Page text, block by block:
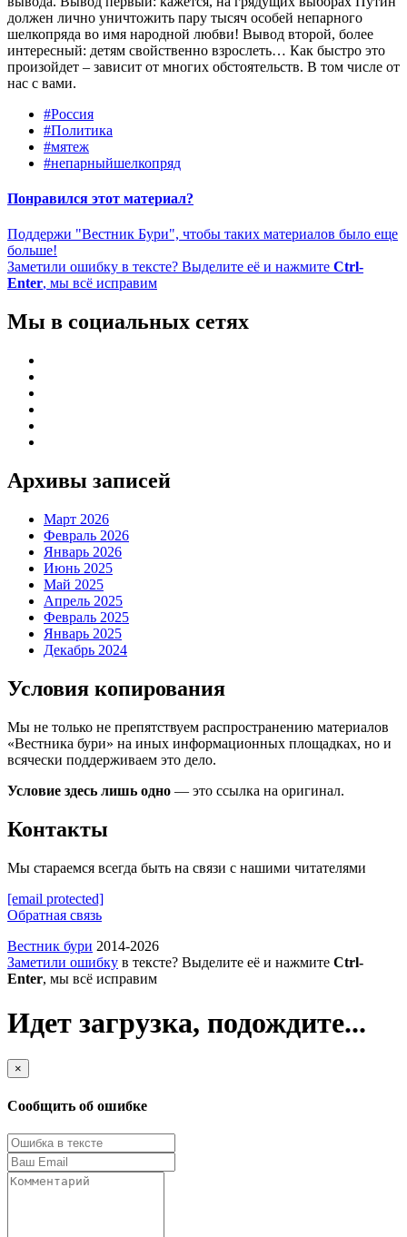
должен лично уничтожить пару тысяч особей непарного
шелкопряда во имя народной любви! Вывод второй, более
интересный: детям свойственно взрослеть… Как быстро это
произойдет – зависит от многих обстоятельств. В том числе от
нас с вами.
#Россия
#Политика
#мятеж
#непарныйшелкопряд
Понравился этот материал?
Поддержи "Вестник Бури", чтобы таких материалов было еще
больше!
Заметили ошибку в тексте? Выделите её и нажмите Ctrl-
Enter, мы всё исправим
Мы в социальных сетях
Архивы записей
Март 2026
Февраль 2026
Январь 2026
Июнь 2025
Май 2025
Апрель 2025
Февраль 2025
Январь 2025
Декабрь 2024
Условия копирования
Мы не только не препятствуем распространению материалов
«Вестника бури» на иных информационных площадках, но и
всячески поддерживаем это дело.
Условие здесь лишь одно — это ссылка на оригинал.
Контакты
Мы стараемся всегда быть на связи с нашими читателями
[email protected]
Обратная связь
Вестник бури 2014-2026
Заметили ошибку в тексте? Выделите её и нажмите Ctrl-
Enter, мы всё исправим
Идет загрузка, подождите...
×
Сообщить об ошибке